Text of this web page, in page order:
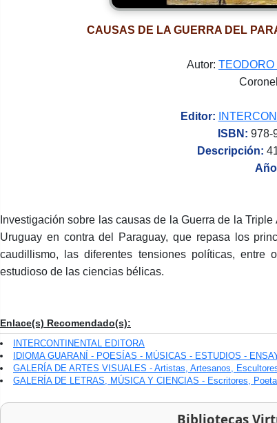
CAUSAS DE LA GUERRA DEL
Autor:
Editor:
ISBN: 978-
Descripción:
Investigación sobre las causas de la Guerra de la
Uruguay en contra del Paraguay, que repasa los
caudillismo, las diferentes tensiones políticas, entre
estudioso de las ciencias bélicas.
Enlace(s) Recomendado(s):
INTERCONTINENTAL EDITORA
IDIOMA GUARANÍ - POESÍAS - MÚSICAS - ESTUDIOS -
GALERÍA DE ARTES VISUALES - Artistas, Artesanos,
GALERÍA DE LETRAS, MÚSICA Y CIENCIAS - Escritores,
Bibliotecas